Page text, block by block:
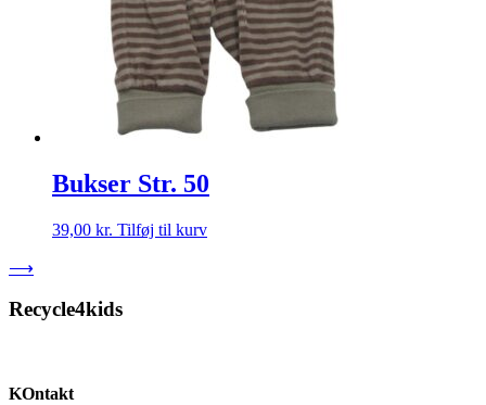
Bukser Str. 50
39,00 kr. Tilføj til kurv
⟶
Recycle4kids
KOntakt